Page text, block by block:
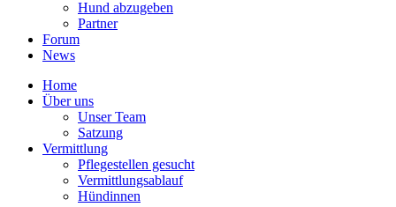
Hund abzugeben
Partner
Forum
News
Home
Über uns
Unser Team
Satzung
Vermittlung
Pflegestellen gesucht
Vermittlungsablauf
Hündinnen